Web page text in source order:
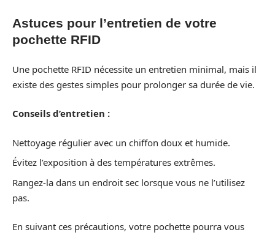
Astuces pour l’entretien de votre
pochette RFID
Une pochette RFID nécessite un entretien minimal, mais il
existe des gestes simples pour prolonger sa durée de vie.
Conseils d’entretien :
Nettoyage régulier avec un chiffon doux et humide.
Évitez l’exposition à des températures extrêmes.
Rangez-la dans un endroit sec lorsque vous ne l’utilisez
pas.
En suivant ces précautions, votre pochette pourra vous